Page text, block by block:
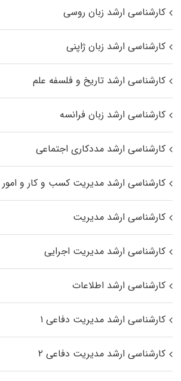
کارشناسی ارشد زبان روسی
کارشناسی ارشد زبان ژاپنی
کارشناسی ارشد تاریخ و فلسفه علم
کارشناسی ارشد زبان فرانسه
کارشناسی ارشد مددکاری اجتماعی
کارشناسی ارشد مدیریت کسب و کار و
کارشناسی ارشد مدیریت
کارشناسی ارشد مدیریت اجرایی
کارشناسی ارشد اطلاعات
کارشناسی ارشد مدیریت دفاعی ۱
کارشناسی ارشد مدیریت دفاعی ۲